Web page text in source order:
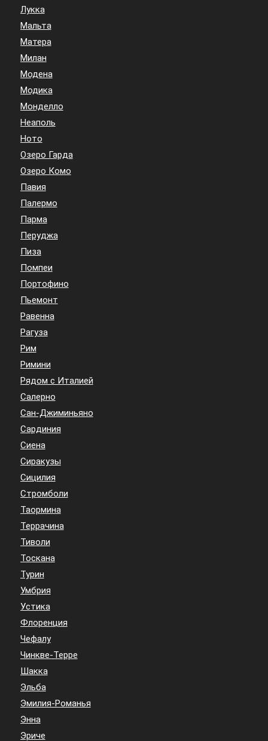
Лукка
Мальта
Матера
Милан
Модена
Модика
Монделло
Неаполь
Ното
Озеро Гарда
Озеро Комо
Павия
Палермо
Парма
Перуджа
Пиза
Помпеи
Портофино
Пьемонт
Равенна
Рагуза
Рим
Римини
Рядом с Италией
Салерно
Сан-Джиминьяно
Сардиния
Сиена
Сиракузы
Сицилия
Стромболи
Таормина
Террачина
Тиволи
Тоскана
Турин
Умбрия
Устика
Флоренция
Чефалу
Чинкве-Терре
Шакка
Эльба
Эмилия-Романья
Энна
Эриче